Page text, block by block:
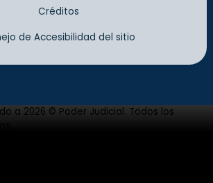
Créditos
de Accesibilidad del sitio
a 2026 © Poder Judicial. Todos los